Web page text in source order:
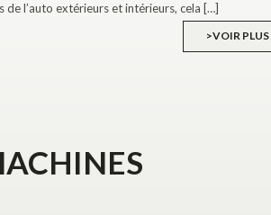
l’auto extérieurs et intérieurs, cela […]
>VOIR PLUS